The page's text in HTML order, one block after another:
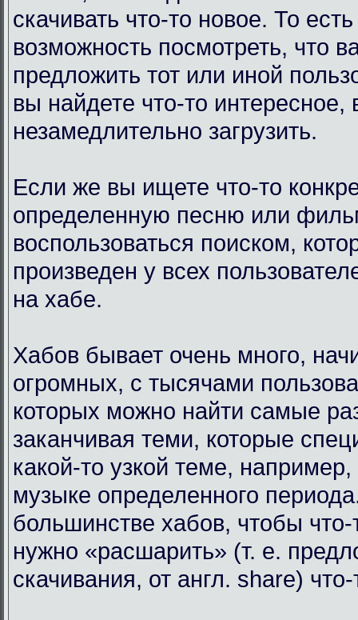
скачивать что-то новое. То
возможность посмотреть, что
предложить тот или иной
вы найдете что-то интересное,
незамедлительно загрузить.
Если же вы ищете что-то
определенную песню или
воспользоваться поиском,
произведен у всех
на хабе.
Хабов бывает очень много,
огромных, с тысячами
которых можно найти самые
заканчивая теми, которые
какой-то узкой теме, например,
музыке определенного
большинстве хабов, чтобы что-
нужно «расшарить» (т. е.
скачивания, от англ. share)